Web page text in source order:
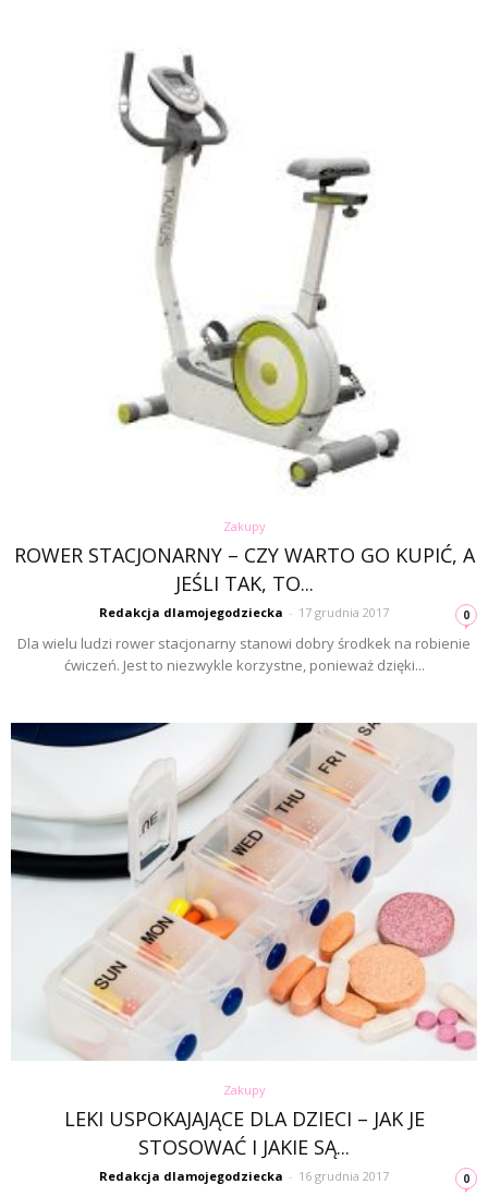
Zakupy
ROWER STACJONARNY – CZY WARTO GO KUPIĆ, A
JEŚLI TAK, TO...
Redakcja dlamojegodziecka - 17 grudnia 2017 0
Dla wielu ludzi rower stacjonarny stanowi dobry środkek na robienie
ćwiczeń. Jest to niezwykle korzystne, ponieważ dzięki...
Zakupy
LEKI USPOKAJAJĄCE DLA DZIECI – JAK JE
STOSOWAĆ I JAKIE SĄ...
Redakcja dlamojegodziecka - 16 grudnia 2017 0